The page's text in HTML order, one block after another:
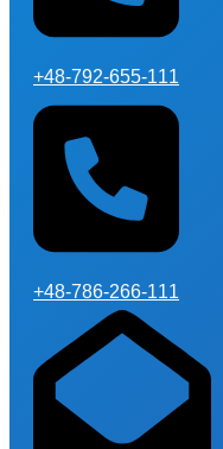
+48-792-655-111
+48-786-266-111